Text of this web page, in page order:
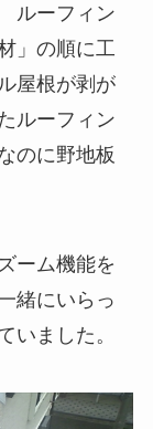
ルーフィン
」の順に工
屋根が剥が
ルーフィン
のに野地板
ーム機能を
緒にいらっ
いました。